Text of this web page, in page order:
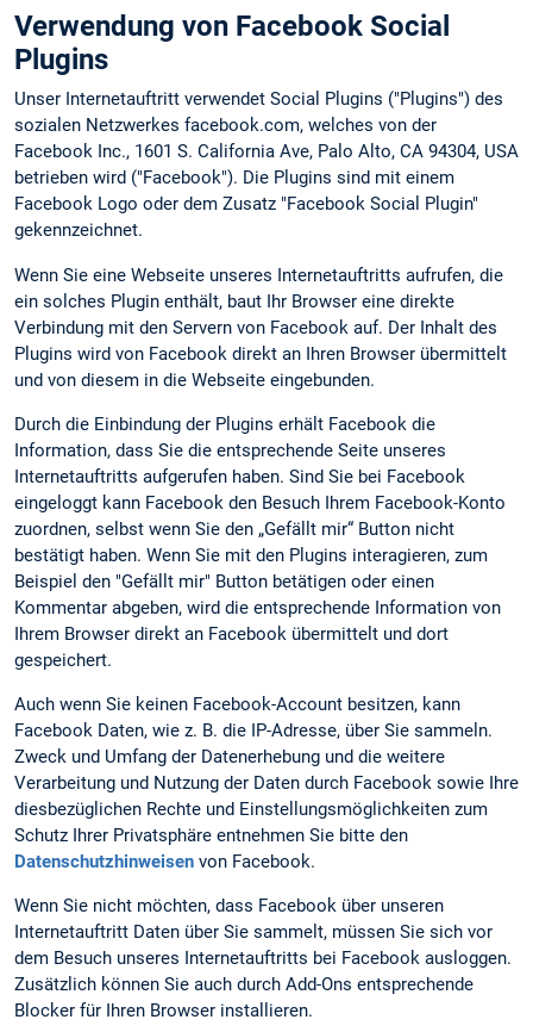
Verwendung von Facebook Social
Plugins
Unser Internetauftritt verwendet Social Plugins ("Plugins") des
sozialen Netzwerkes facebook.com, welches von der
Facebook Inc., 1601 S. California Ave, Palo Alto, CA 94304, USA
betrieben wird ("Facebook"). Die Plugins sind mit einem
Facebook Logo oder dem Zusatz "Facebook Social Plugin"
gekennzeichnet.
Wenn Sie eine Webseite unseres Internetauftritts aufrufen, die
ein solches Plugin enthält, baut Ihr Browser eine direkte
Verbindung mit den Servern von Facebook auf. Der Inhalt des
Plugins wird von Facebook direkt an Ihren Browser übermittelt
und von diesem in die Webseite eingebunden.
Durch die Einbindung der Plugins erhält Facebook die
Information, dass Sie die entsprechende Seite unseres
Internetauftritts aufgerufen haben. Sind Sie bei Facebook
eingeloggt kann Facebook den Besuch Ihrem Facebook-Konto
zuordnen, selbst wenn Sie den „Gefällt mir“ Button nicht
bestätigt haben. Wenn Sie mit den Plugins interagieren, zum
Beispiel den "Gefällt mir" Button betätigen oder einen
Kommentar abgeben, wird die entsprechende Information von
Ihrem Browser direkt an Facebook übermittelt und dort
gespeichert.
Auch wenn Sie keinen Facebook-Account besitzen, kann
Facebook Daten, wie z. B. die IP-Adresse, über Sie sammeln.
Zweck und Umfang der Datenerhebung und die weitere
Verarbeitung und Nutzung der Daten durch Facebook sowie Ihre
diesbezüglichen Rechte und Einstellungsmöglichkeiten zum
Schutz Ihrer Privatsphäre entnehmen Sie bitte den
Datenschutzhinweisen von Facebook.
Wenn Sie nicht möchten, dass Facebook über unseren
Internetauftritt Daten über Sie sammelt, müssen Sie sich vor
dem Besuch unseres Internetauftritts bei Facebook ausloggen.
Zusätzlich können Sie auch durch Add-Ons entsprechende
Blocker für Ihren Browser installieren.